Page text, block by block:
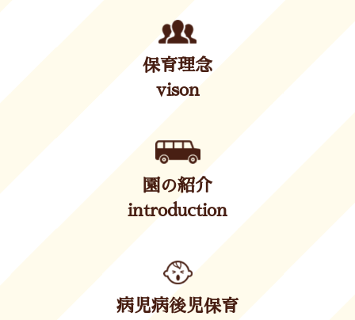
保育理念
vison
園の紹介
introduction
病児病後児保育